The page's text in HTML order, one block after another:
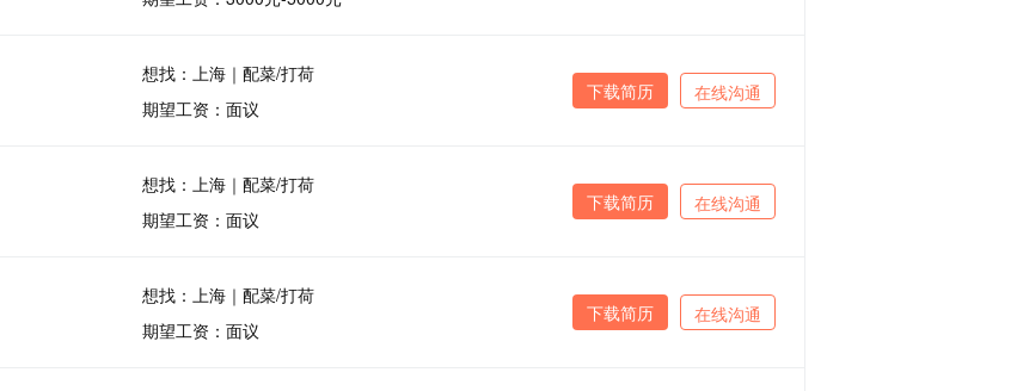
想找：上海｜配菜/打荷
期望工资：面议
在线沟通
下载简历
想找：上海｜配菜/打荷
期望工资：面议
在线沟通
下载简历
想找：上海｜配菜/打荷
期望工资：面议
在线沟通
下载简历